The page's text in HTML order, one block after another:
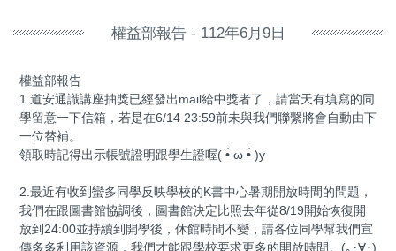
權益部報告 - 112年6月9日
權益部報告
1.道安通識講座抽獎已經發出mail給中獎者了，請當天有填寫的同
學留意一下信箱，若是在6/14 23:59前未與我們聯繫將會自動由下
一位替補。
領取時記得出示帳號證明跟學生證喔( •̀ ω •́ )y
2.最近有收到蠻多同學反映學校的K書中心暑期開放時間的問題，
我們在跟圖書館協調後，圖書館決定比照去年從8/19開始恢復開
放到24:00並持續到開學後，休館時間不變，請各位同學幫我們宣
傳多多利用該資源，我們才能跟學校要求更多的開放時間。(｡･∀･)